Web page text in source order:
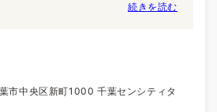
続きを読む
市中央区新町1000 千葉センシティタ